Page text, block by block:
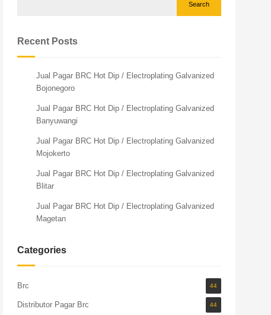
Search
Recent Posts
Jual Pagar BRC Hot Dip / Electroplating Galvanized
Bojonegoro
Jual Pagar BRC Hot Dip / Electroplating Galvanized
Banyuwangi
Jual Pagar BRC Hot Dip / Electroplating Galvanized
Mojokerto
Jual Pagar BRC Hot Dip / Electroplating Galvanized
Blitar
Jual Pagar BRC Hot Dip / Electroplating Galvanized
Magetan
Categories
Brc 44
Distributor Pagar Brc 44